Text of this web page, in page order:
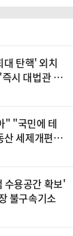
대 탄핵' 외치
시 대법관 제
" "국민에 테
세제개편안
수용공간 확보'
불구속기소